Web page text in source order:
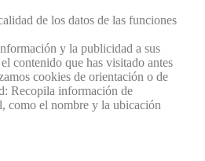
de los datos de las funciones
y la publicidad a sus
contenido que has visitado antes
cookies de orientación o de
Recopila información de
como el nombre y la ubicación